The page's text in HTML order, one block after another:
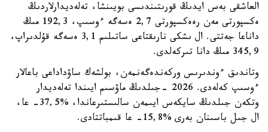
العاشقى بەس ايدىڭ قورىتىندىسى بويىنشا، تەلەديدارلاردىڭ
ەكسپورتى مەن رەەكسپورتى 2,7 ەسەگە ءوسىپ، 192,3 مىڭ
داناعا جەتتى. ال ىشكى نارىقتاعى ساتىلىم 3,1 ەسەگە قۇلدىراپ،
345,9 مىڭ دانا تىركەلدى.
وتاندىق ءوندىرىس وركەندەگەنمەن، بولشەك ساۋداداعى باعالار
ءوسىپ كەلەدى. 2026 -جىلدىڭ ماۋسىم ايىندا تەلەديدار
وتكەن جىلدىڭ سايكەس ايىمەن سالىستىرعاندا، %37,5- عا،
ال جىل باسىنان بەرى %15,8- عا قىمباتتادى.